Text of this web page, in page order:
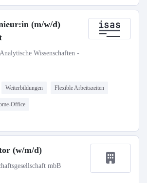
(m/w/d)
Wissenschaften -
Weiterbildungen Flexible Arbeitszeiten
Office
(w/m/d)
mbB